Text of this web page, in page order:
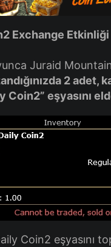
Exchange Etkinliği
Juraid
2 adet,
Coin2” eşyasını
Coin2 eşyasını